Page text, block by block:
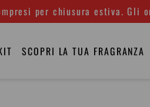
per chiusura estiva.
SCOPRI LA TUA FRAGRANZA